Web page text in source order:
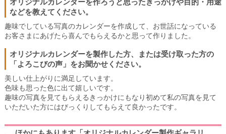
オリジナルカレンダーを作ろうと思ったきっかけや目的・用途
などを教えてください。
趣味でしている写真のカレンダーを作成して、お世話になっている
お客さまにあげたら喜んでもらえるかと思って作りました。
オリジナルカレンダーを製作した方、または受け取った方の
「よろこびの声」をお聞かせください。
美しい仕上がりに満足しています。
色味も思った色に出て嬉しいです。
趣味の写真を見てもらえるきっかけにもなり初めて私の写真を見て
いただいた方にはびっくりしてもらえて良かったです。